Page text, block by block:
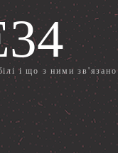
і що з ними зв'язано